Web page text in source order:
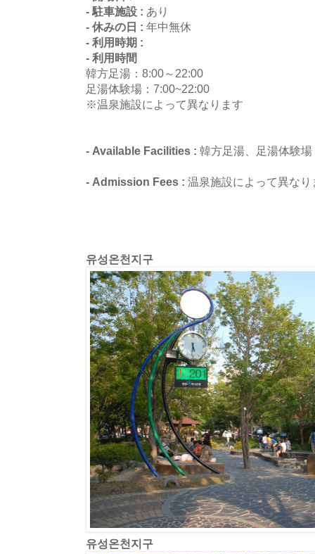
- 駐車施設 : あり
- 休みの日 : 年中無休
- 利用時期 :
- 利用時間
韓方足湯：8:00～22:00
足湯体験場：7:00~22:00
※温泉施設によって異なります
- Available Facilities : 韓方足湯、足湯体験場
- Admission Fees : 温泉施設によって異なり
유성온천지구
유성온천지구